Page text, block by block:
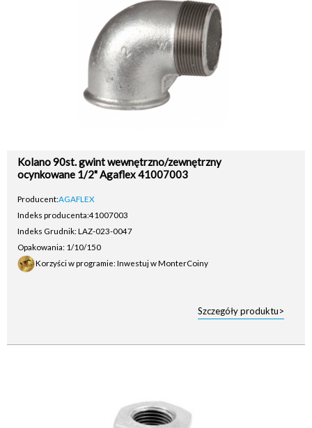
Kolano 90st. gwint wewnętrzno/zewnętrzny
ocynkowane 1/2" Agaflex 41007003
Producent:AGAFLEX
Indeks producenta:41007003
Indeks Grudnik: LAZ-023-0047
Opakowania: 1/10/150
Korzyści w programie: Inwestuj w MonterCoiny
Szczegóły produktu>